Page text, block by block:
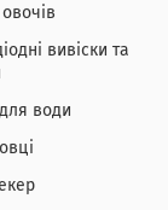
овочів
вивіски та
води